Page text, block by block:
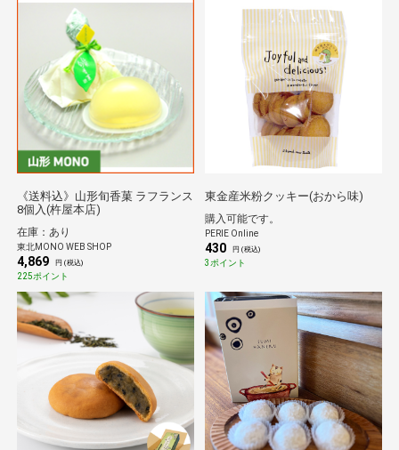
《送料込》山形旬香菓 ラフランス
8個入(杵屋本店)
在庫：あり
東北MONO WEB SHOP
4,869 円 (税込)
225ポイント
東金産米粉クッキー(おから味)
購入可能です。
PERIE Online
430 円 (税込)
3ポイント